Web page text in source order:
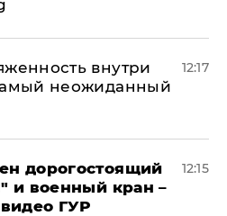
внутри
неожиданный
12:17
дорогостоящий
и военный кран –
ГУР
12:15